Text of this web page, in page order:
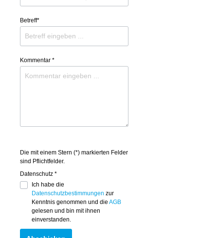
Betreff*
Kommentar *
Die mit einem Stern (*) markierten Felder
sind Pflichtfelder.
Datenschutz *
Ich habe die
Datenschutzbestimmungen zur
Kenntnis genommen und die AGB
gelesen und bin mit ihnen
einverstanden.